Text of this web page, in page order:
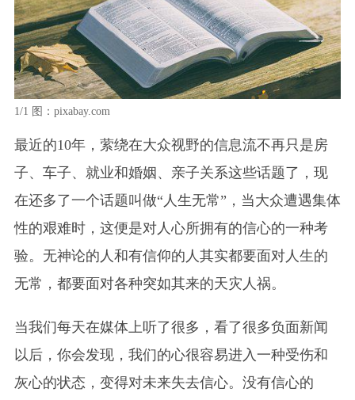
1/1 图：pixabay.com
最近的10年，萦绕在大众视野的信息流不再只是房
子、车子、就业和婚姻、亲子关系这些话题了，现
在还多了一个话题叫做“人生无常”，当大众遭遇集体
性的艰难时，这便是对人心所拥有的信心的一种考
验。无神论的人和有信仰的人其实都要面对人生的
无常，都要面对各种突如其来的天灾人祸。
当我们每天在媒体上听了很多，看了很多负面新闻
以后，你会发现，我们的心很容易进入一种受伤和
灰心的状态，变得对未来失去信心。没有信心的